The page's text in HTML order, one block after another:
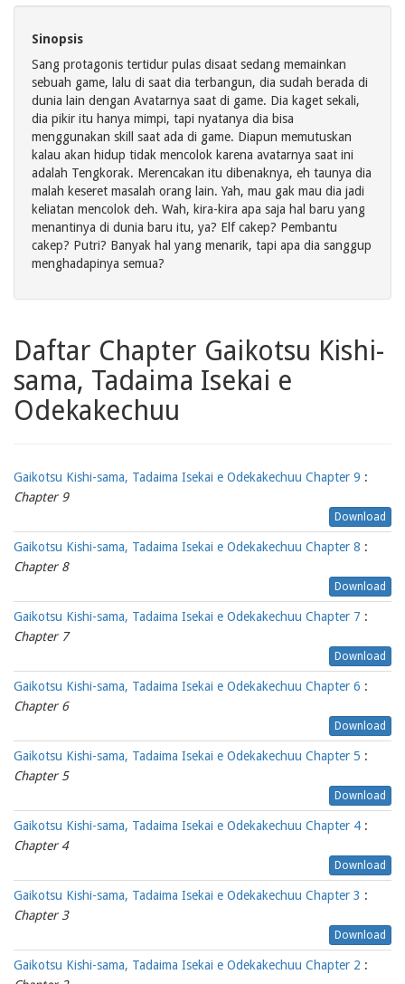
Sinopsis
Sang protagonis tertidur pulas disaat sedang memainkan
sebuah game, lalu di saat dia terbangun, dia sudah berada di
dunia lain dengan Avatarnya saat di game. Dia kaget sekali,
dia pikir itu hanya mimpi, tapi nyatanya dia bisa
menggunakan skill saat ada di game. Diapun memutuskan
kalau akan hidup tidak mencolok karena avatarnya saat ini
adalah Tengkorak. Merencakan itu dibenaknya, eh taunya dia
malah keseret masalah orang lain. Yah, mau gak mau dia jadi
keliatan mencolok deh. Wah, kira-kira apa saja hal baru yang
menantinya di dunia baru itu, ya? Elf cakep? Pembantu
cakep? Putri? Banyak hal yang menarik, tapi apa dia sanggup
menghadapinya semua?
Daftar Chapter Gaikotsu Kishi-
sama, Tadaima Isekai e
Odekakechuu
Gaikotsu Kishi-sama, Tadaima Isekai e Odekakechuu Chapter 9 :
Chapter 9
Download
Gaikotsu Kishi-sama, Tadaima Isekai e Odekakechuu Chapter 8 :
Chapter 8
Download
Gaikotsu Kishi-sama, Tadaima Isekai e Odekakechuu Chapter 7 :
Chapter 7
Download
Gaikotsu Kishi-sama, Tadaima Isekai e Odekakechuu Chapter 6 :
Chapter 6
Download
Gaikotsu Kishi-sama, Tadaima Isekai e Odekakechuu Chapter 5 :
Chapter 5
Download
Gaikotsu Kishi-sama, Tadaima Isekai e Odekakechuu Chapter 4 :
Chapter 4
Download
Gaikotsu Kishi-sama, Tadaima Isekai e Odekakechuu Chapter 3 :
Chapter 3
Download
Gaikotsu Kishi-sama, Tadaima Isekai e Odekakechuu Chapter 2 :